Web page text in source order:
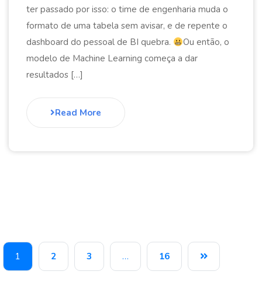
ter passado por isso: o time de engenharia muda o
formato de uma tabela sem avisar, e de repente o
dashboard do pessoal de BI quebra.
Ou então, o
modelo de Machine Learning começa a dar
resultados […]
Read More
1 2 3 … 16